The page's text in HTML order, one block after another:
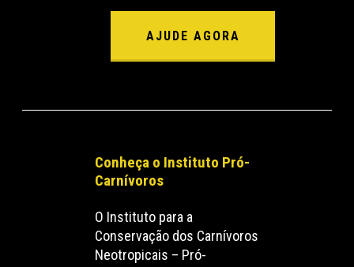
AJUDE AGORA
Conheça o Instituto Pró-
Carnívoros
O Instituto para a
Conservação dos Carnívoros
Neotropicais – Pró-